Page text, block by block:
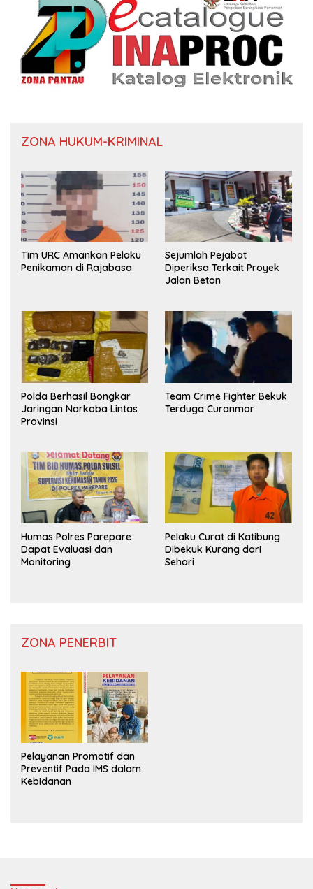
ZONA HUKUM-KRIMINAL
Tim URC Amankan Pelaku
Penikaman di Rajabasa
Sejumlah Pejabat
Diperiksa Terkait Proyek
Jalan Beton
Polda Berhasil Bongkar
Jaringan Narkoba Lintas
Provinsi
Team Crime Fighter Bekuk
Terduga Curanmor
Humas Polres Parepare
Dapat Evaluasi dan
Monitoring
Pelaku Curat di Katibung
Dibekuk Kurang dari
Sehari
ZONA PENERBIT
Pelayanan Promotif dan
Preventif Pada IMS dalam
Kebidanan